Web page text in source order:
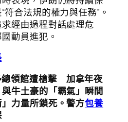
合法規的權力與任務”。
經由過程對話處理危
動員進犯。
總領館遭槍擊 加拿年夜
牛土豪的「霸氣」瞬間
力量所鎖死。警方包養